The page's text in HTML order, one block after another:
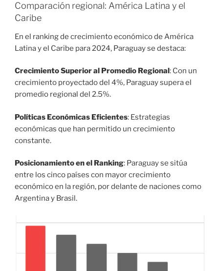
Comparación regional: América Latina y el
Caribe
En el ranking de crecimiento económico de América
Latina y el Caribe para 2024, Paraguay se destaca:
Crecimiento Superior al Promedio Regional : Con un
crecimiento proyectado del 4%, Paraguay supera el
promedio regional del 2.5%.
Políticas Económicas Eficientes: Estrategias
económicas que han permitido un crecimiento
constante.
Posicionamiento en el Ranking: Paraguay se sitúa
entre los cinco países con mayor crecimiento
económico en la región, por delante de naciones como
Argentina y Brasil.